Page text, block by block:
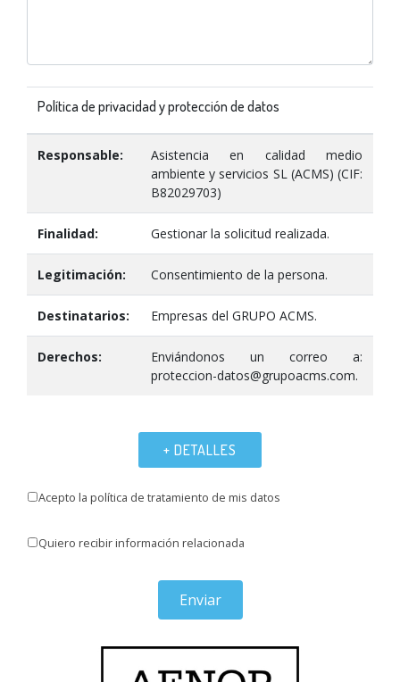
Política de privacidad y protección de datos
Responsable:
Asistencia en calidad medio
ambiente y servicios SL (ACMS) (CIF:
B82029703)
Finalidad: Gestionar la solicitud realizada.
Legitimación: Consentimiento de la persona.
Destinatarios: Empresas del GRUPO ACMS.
Derechos:
Enviándonos un correo a:
proteccion-datos@grupoacms.com.
+ DETALLES
Acepto la política de tratamiento de mis datos
Quiero recibir información relacionada
Enviar